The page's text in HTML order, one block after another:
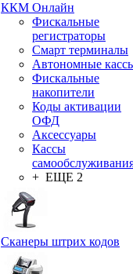
ККМ Онлайн
Фискальные
регистраторы
Смарт терминалы
Автономные
Фискальные
накопители
Коды активации
ОФД
Аксессуары
Кассы
+ ЕЩЕ 2
Сканеры штрих кодов